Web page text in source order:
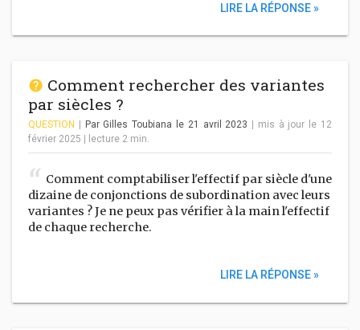
LIRE LA RÉPONSE »
Comment rechercher des variantes
par siècles ?
QUESTION | Par Gilles Toubiana le 21 avril 2023 | mis à jour le 12
février 2025 | lecture 2 min.
Comment comptabiliser l'effectif par siècle d'une
dizaine de conjonctions de subordination avec leurs
variantes ? Je ne peux pas vérifier à la main l'effectif
de chaque recherche.
LIRE LA RÉPONSE »